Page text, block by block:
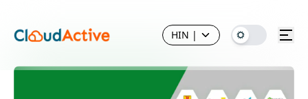
HIN |